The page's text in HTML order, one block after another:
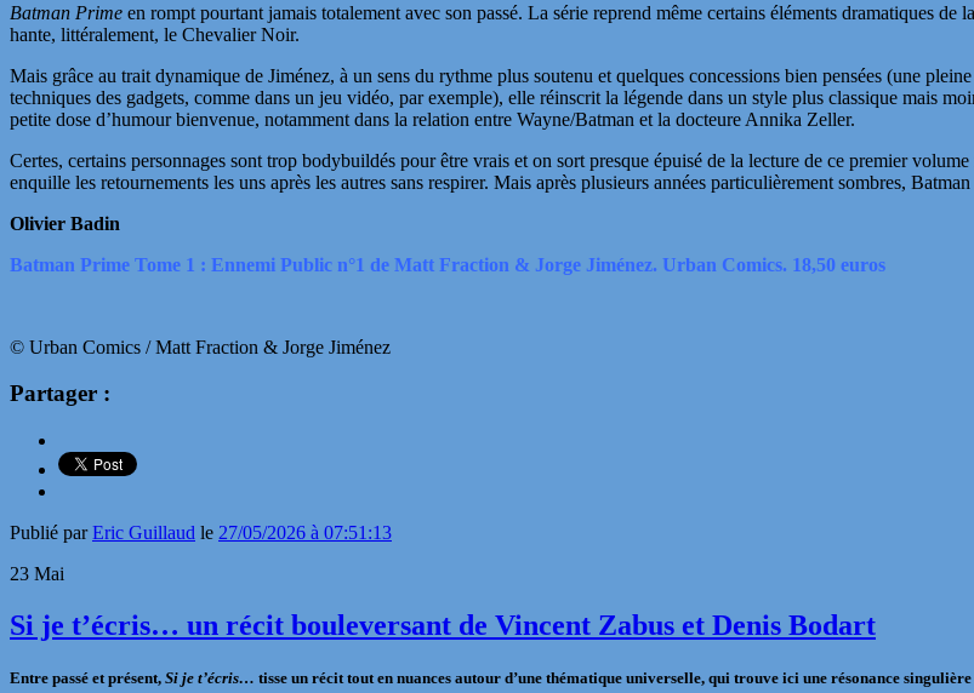
Batman Prime en rompt pourtant jamais totalement avec son passé. La série reprend même certains éléments dramatiques
hante, littéralement, le Chevalier Noir.
Mais grâce au trait dynamique de Jiménez, à un sens du rythme plus soutenu et quelques concessions bien pensées (une
techniques des gadgets, comme dans un jeu vidéo, par exemple), elle réinscrit la légende dans un style plus classique mais
petite dose d’humour bienvenue, notamment dans la relation entre Wayne/Batman et la docteure Annika Zeller.
Certes, certains personnages sont trop bodybuildés pour être vrais et on sort presque épuisé de la lecture de ce premier
enquille les retournements les uns après les autres sans respirer. Mais après plusieurs années particulièrement sombres,
Olivier Badin
Batman Prime Tome 1 : Ennemi Public n°1 de Matt Fraction & Jorge Jiménez. Urban Comics. 18,50 euros
© Urban Comics / Matt Fraction & Jorge Jiménez
Partager :
Publié parEric Guillaud le 27/05/2026 à 07:51:13
23 Mai
Si je t’écris… un récit bouleversant de Vincent Zabus et Denis Bodart
Entre passé et présent, Si je t’écris… tisse un récit tout en nuances autour d’une thématique universelle, qui trouve ici une résonance